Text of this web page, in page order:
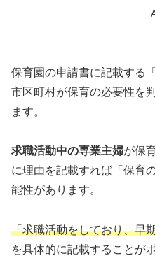
保育園の申請書に記載する
市区町村が保育の必要性を
ます。
求職活動中の専業主婦が保
に理由を記載すれば「保育
能性があります。
「求職活動をしており、早
を具体的に記載することが